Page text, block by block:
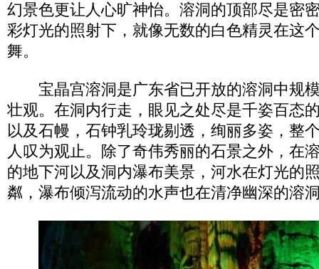
幻景色更让人心旷神怡。溶洞的顶部尽是密
彩灯光的照射下，就像无数的白色精灵在这
舞。
宝晶宫溶洞是广东省已开放的溶洞中规
壮观。在洞内行走，眼见之处尽是千姿百态
以及石幔，石钟乳玲珑剔透，绚丽多姿，整
人叹为观止。除了奇伟秀丽的石景之外，在
的地下河以及洞内瀑布美景，河水在灯光的
粼，瀑布倾泻流动的水声也在清净幽深的溶